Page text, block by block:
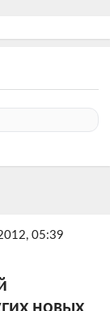
05:39
новых